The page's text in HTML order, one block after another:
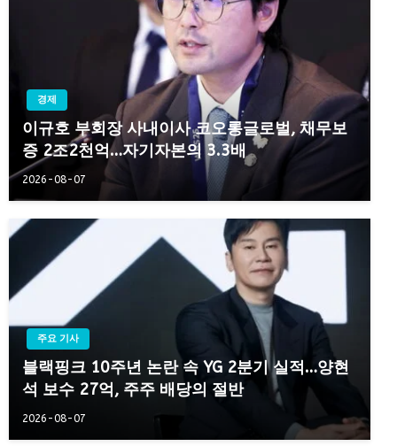
경제
이규호 부회장 사내이사 코오롱글로벌, 채무보
증 2조2천억…자기자본의 3.3배
2026-08-07
주요 기사
블랙핑크 10주년 논란 속 YG 2분기 실적…양현
석 보수 27억, 주주 배당의 절반
2026-08-07